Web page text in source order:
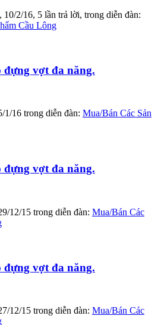
, 10/2/16, 5 lần trả lời, trong diễn đàn:
Cầu Lông
vợt đa năng.
1/16 trong diễn đàn: Mua/Bán Các Sản
vợt đa năng.
12/15 trong diễn đàn: Mua/Bán Các
vợt đa năng.
12/15 trong diễn đàn: Mua/Bán Các